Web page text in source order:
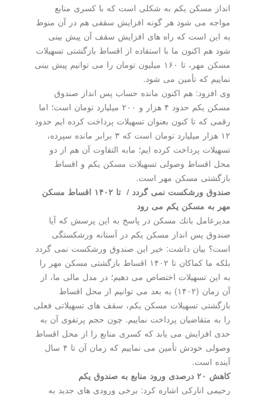
انداز مسكن یكم به شكلی است كه با كسری منابع
مواجه می شود هر گونه افزایش سقفی هم در آن منوط
به این است كه راه های افزایش سقف آن پیش بینی
شود هم اكنون ما با استفاده از اقساط بازگشتی تسهیلات
مسكن مهر، تا ۱۶۰ میلیون تومان را می توانیم پیش بینی
نماییم كه تأمین می شود.
وی افزود: هم اكنون مانده حساب پس انداز صندوق
مسكن یكم حدود ۴ هزار و ۲۰۰ میلیارد تومان است؛ اما
رقمی كه تا كنون بعنوان تسهیلات پرداخت كرده ایم حدود
۱۲ هزار میلیارد تومان است كه ۳ برابر مانده سپرده،
تسهیلات پرداخت كرده ایم؛ مابه التفاوت آن هم از دو
محل اقساط وصولی تسهیلات مسكن یكم و اقساط
بازگشتی مسكن مهر است.
صندوق ورشكست نمی گردد / ‏ ‬تا ۱۴۰۲ اقساط مسكن
مهر به مسكن یكم می رود
مدیرعامل بانك مسكن در پاسخ به این پرسش كه آیا
صندوق پس انداز مسكن یكم در آستانه ورشكستگی
است؟ بیان داشت: خیر این صندوق ورشكست نمی گردد
بلكه ما كماكان تا ۱۴۰۲ اقساط بازگشتی مسكن مهر را
به این تسهیلات اختصاص می دهیم؛ در مدل مالی ما، از
آن زمان (۱۴۰۲) به بعد می توانیم از محل اقساط
بازگشتی تسهیلات مسكن یكم، سقف های تسهیلاتی فعلی
را به متقاضیان پرداخت نماییم. چون حجم پرتفوی آن به
حدی افزایش می یابد كه كسری منابع را از محل اقساط
وصولی خودش تأمین می نماییم كه زمان آن تا ۴ سال
آینده است.
رحیمی اناركی اشاره كرد: برخی ورودی های جدید به